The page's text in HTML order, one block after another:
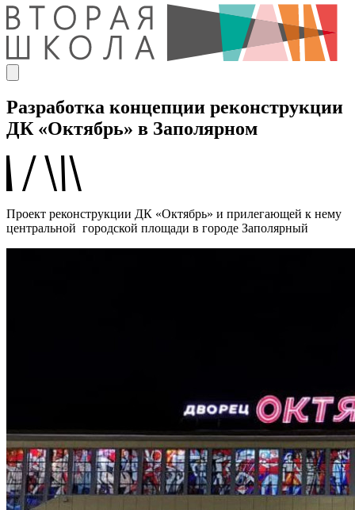
Разработка концепции реконструкции
ДК «Октябрь» в Заполярном
Проект реконструкции ДК «Октябрь» и прилегающей к нему
центральной городской площади в городе Заполярный